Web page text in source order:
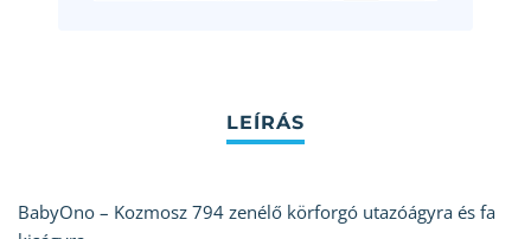
BabyOno – Kozmosz 794 zenélő körforgó utazóágyra és fa